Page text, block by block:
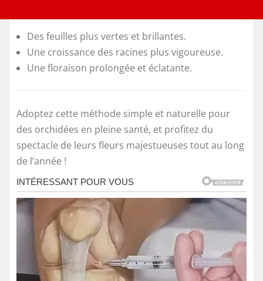
Des feuilles plus vertes et brillantes.
Une croissance des racines plus vigoureuse.
Une floraison prolongée et éclatante.
Adoptez cette méthode simple et naturelle pour
des orchidées en pleine santé, et profitez du
spectacle de leurs fleurs majestueuses tout au long
de l’année !